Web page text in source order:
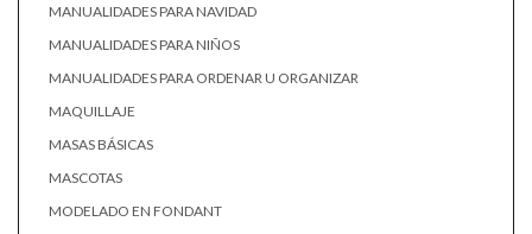
MANUALIDADES PARA NAVIDAD
MANUALIDADES PARA NIÑOS
MANUALIDADES PARA ORDENAR U ORGANIZAR
MAQUILLAJE
MASAS BÁSICAS
MASCOTAS
MODELADO EN FONDANT